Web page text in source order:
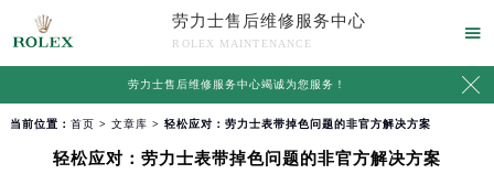
劳力士售后维修服务中心
ROLEX MAINTENANCE

劳力士售后维修服务中心竭诚为您服务！ 
当前位置： 首页 > 文章库 > 轻松应对：劳力士表带掉色问题的非官方解决方案
轻松应对：劳力士表带掉色问题的非官方解决方案